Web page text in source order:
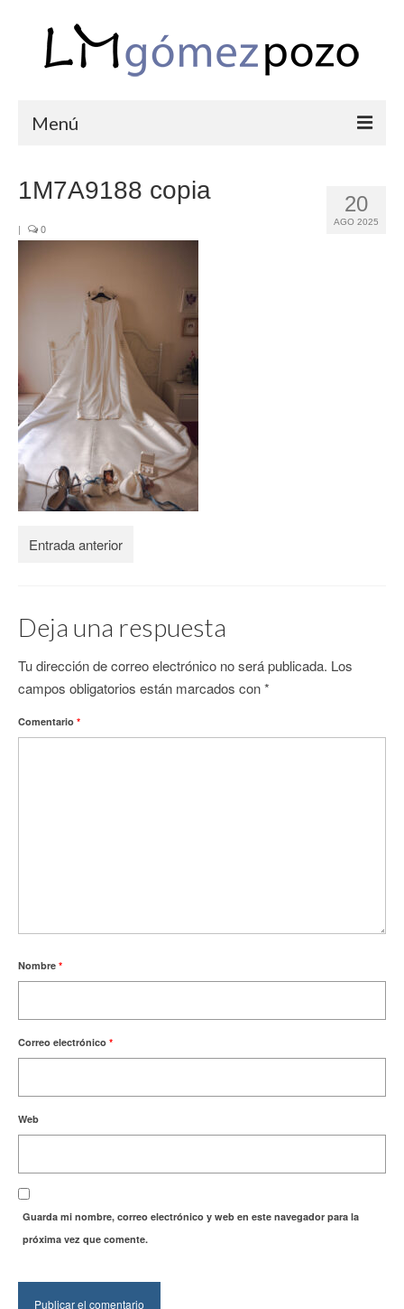
Menú
COMUNIONES
CORPORATIVAS
SEMANA SANTA
BLOG
SOBRE LM
CONTACTO
20
AGO 2025
1M7A9188 copia
| 0
Entrada anterior
Deja una respuesta
Tu dirección de correo electrónico no será publicada. Los
campos obligatorios están marcados con*
Comentario *
Nombre *
Correo electrónico *
Web
Guarda mi nombre, correo electrónico y web en este navegador para la
próxima vez que comente.